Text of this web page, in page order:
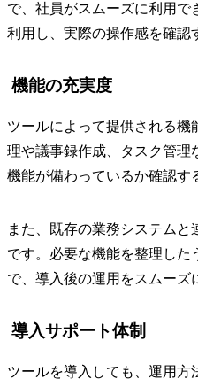
で、社員がスムーズに利用で
利用し、実際の操作感を確認
機能の充実度
ツールによって提供される機
理や議事録作成、タスク管理
機能が備わっているか確認す
また、既存の業務システムと
です。必要な機能を整理した
で、導入後の運用をスムーズ
導入サポート体制
ツールを導入しても、運用